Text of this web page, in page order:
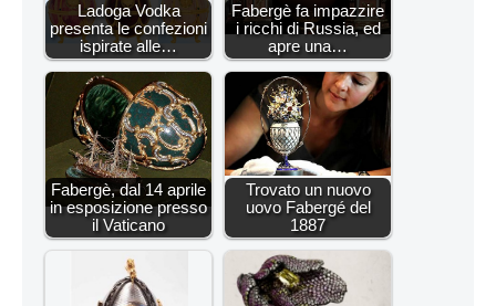
Ladoga Vodka
presenta le confezioni
ispirate alle…
Fabergè fa impazzire
i ricchi di Russia, ed
apre una…
Fabergè, dal 14 aprile
in esposizione presso
il Vaticano
Trovato un nuovo
uovo Fabergé del
1887